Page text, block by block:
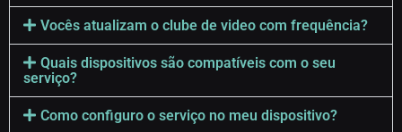
Vocês atualizam o clube de video com frequência?
Quais dispositivos são compatíveis com o seu
serviço?
Como configuro o serviço no meu dispositivo?